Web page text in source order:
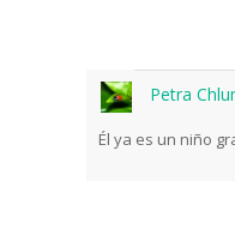
Petra
Él ya es un niño